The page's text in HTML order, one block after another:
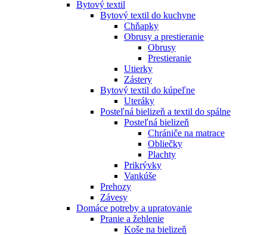
Bytový textil
Bytový textil do kuchyne
Chňapky
Obrusy a prestieranie
Obrusy
Prestieranie
Utierky
Zástery
Bytový textil do kúpeľne
Uteráky
Posteľná bielizeň a textil do spálne
Posteľná bielizeň
Chrániče na matrace
Obliečky
Plachty
Prikrývky
Vankúše
Prehozy
Závesy
Domáce potreby a upratovanie
Pranie a žehlenie
Koše na bielizeň